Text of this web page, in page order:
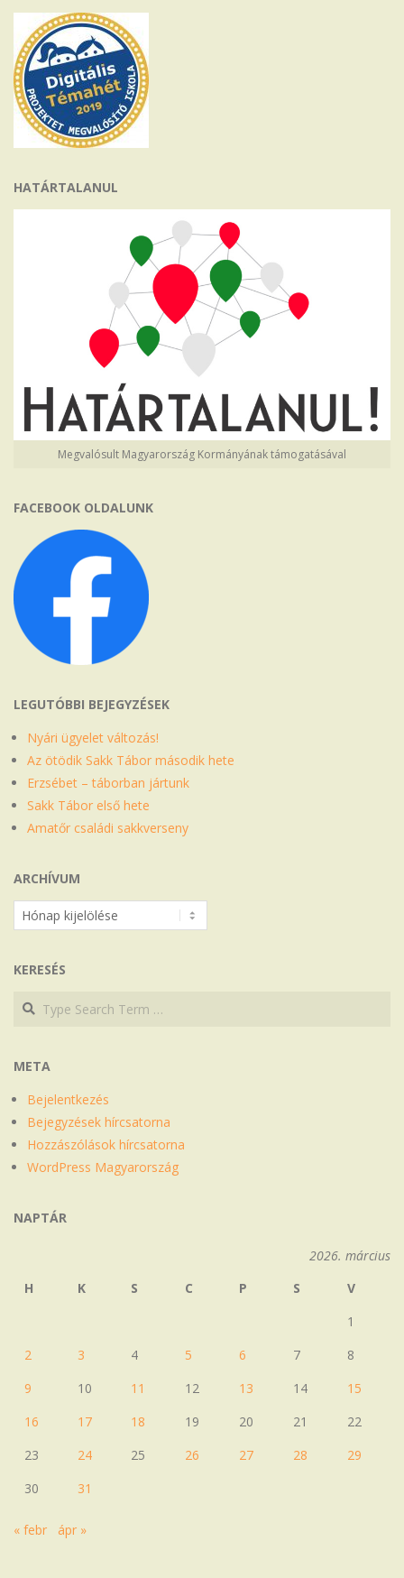
HATÁRTALANUL
Megvalósult Magyarország Kormányának támogatásával
FACEBOOK OLDALUNK
LEGUTÓBBI BEJEGYZÉSEK
Nyári ügyelet változás!
Az ötödik Sakk Tábor második hete
Erzsébet – táborban jártunk
Sakk Tábor első hete
Amatőr családi sakkverseny
ARCHÍVUM
Archívum
KERESÉS
Search
Search
META
Bejelentkezés
Bejegyzések hírcsatorna
Hozzászólások hírcsatorna
WordPress Magyarország
NAPTÁR
2026. március
H
K S C P S
V
1
2
3 4 5 6 7
8
9
10 11 12 13 14
15
16
17 18 19 20 21
22
23
24 25 26 27 28
29
30
31
« febr ápr »